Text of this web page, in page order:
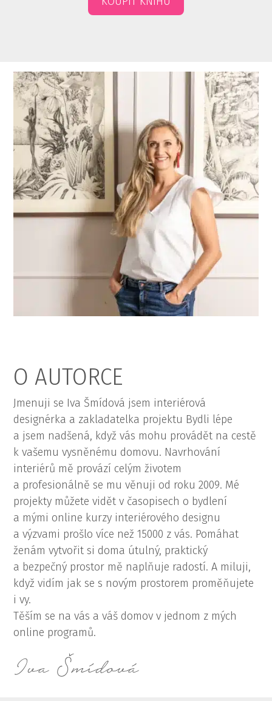
O AUTORCE
Jmenuji se Iva Šmídová jsem interiérová
designérka a zakladatelka projektu Bydli lépe
a jsem nadšená, když vás mohu provádět na cestě
k vašemu vysněnému domovu. Navrhování
interiérů mě provází celým životem
a profesionálně se mu věnuji od roku 2009. Mé
projekty můžete vidět v časopisech o bydlení
a mými online kurzy interiérového designu
a výzvami prošlo více než 15000 z vás. Pomáhat
ženám vytvořit si doma útulný, praktický
a bezpečný prostor mě naplňuje radostí. A miluji,
když vidím jak se s novým prostorem proměňujete
i vy.
Těším se na vás a váš domov v jednom z mých
online programů.
Iva Šmídová